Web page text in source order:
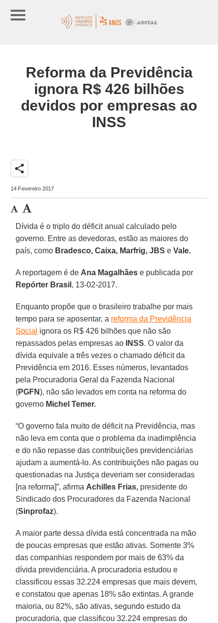
Reforma da Previdência
ignora R$ 426 bilhões
devidos por empresas ao
INSS
share
14 Fevereiro 2017
Dívida é o triplo do déficit anual calculado pelo
governo. Entre as devedoras, estão as maiores do
país, como Bradesco, Caixa, Marfrig, JBS eVale.
A reportagem é de Ana Magalhães e publicada por
Repórter Brasil , 13-02-2017.
Enquanto propõe que o brasileiro trabalhe por mais
tempo para se aposentar, a reforma da Previdência
Social ignora os R$ 426 bilhões que não são
repassados pelas empresas ao
INSS. O valor da
dívida equivale a três vezes o chamado déficit da
Previdência em 2016. Esses números, levantados
pela Procuradoria Geral da Fazenda Nacional
(PGFN), não são levados em conta na reforma do
governo Michel Temer.
“O governo fala muito de déficit na Previdência, mas
não leva em conta que o problema da inadimplência
e do não repasse das contribuições previdenciárias
ajudam a aumentá-lo. As contribuições não pagas ou
questionadas na Justiça deveriam ser consideradas
[na reforma]”, afirma Achilles Frias, presidente do
Sindicado dos Procuradores da Fazenda Nacional
(Sinprofaz).
A maior parte dessa dívida está concentrada na mão
de poucas empresas que estão ativas. Somente 3%
das companhias respondem por mais de 63% da
dívida previdenciária. A procuradoria estudou e
classificou essas 32.224 empresas que mais devem,
e constatou que apenas 18% são extintas. A grande
maioria, ou 82%, são ativas, segundo estudo da
procuradoria, que classificou 32.224 empresas do